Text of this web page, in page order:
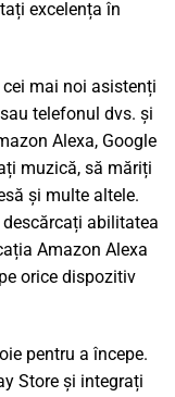
excelența în
mai noi asistenți
telefonul dvs. și
Alexa, Google
muzică, să măriți
și multe altele.
abilitatea
Amazon Alexa
orice dispozitiv
pentru a începe.
Store și integrați